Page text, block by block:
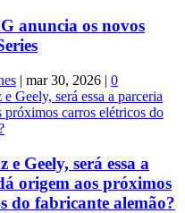
anuncia os novos
| mar 30, 2026 | 0
e Geely, será essa a
origem aos próximos
do fabricante alemão?